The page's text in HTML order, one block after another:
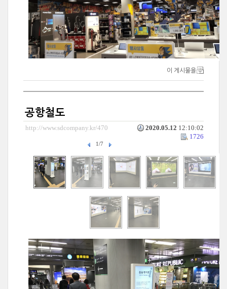
이 게시물을
공항철도
http://www.sdcompany.kr/470 2020.05.12 12:10:02
1726
1/7